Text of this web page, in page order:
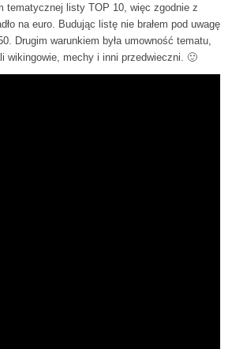
tematycznej listy TOP 10, więc zgodnie z
na euro. Budując listę nie brałem pod uwagę
Drugim warunkiem była umowność tematu,
wikingowie, mechy i inni przedwieczni. 🙂